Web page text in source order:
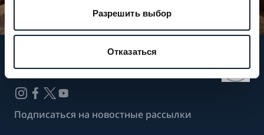
Разрешить выбор
Отказаться
Подписаться на новостные рассылки